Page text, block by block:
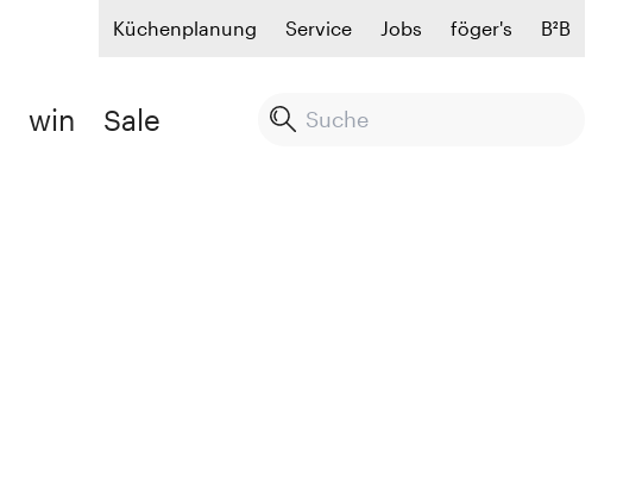
Küchenplanung Service Jobs föger's B²B
win Sale